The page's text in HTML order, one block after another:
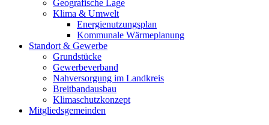
Geografische Lage
Klima & Umwelt
Energienutzungsplan
Kommunale Wärmeplanung
Standort & Gewerbe
Grundstücke
Gewerbeverband
Nahversorgung im Landkreis
Breitbandausbau
Klimaschutzkonzept
Mitgliedsgemeinden